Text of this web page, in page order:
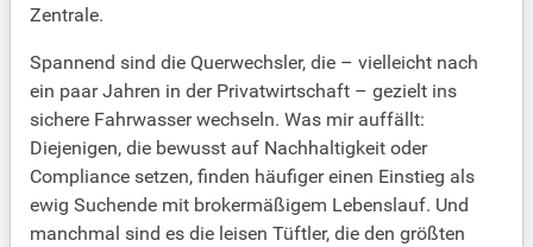
Zentrale.
Spannend sind die Querwechsler, die – vielleicht nach
ein paar Jahren in der Privatwirtschaft – gezielt ins
sichere Fahrwasser wechseln. Was mir auffällt:
Diejenigen, die bewusst auf Nachhaltigkeit oder
Compliance setzen, finden häufiger einen Einstieg als
ewig Suchende mit brokermäßigem Lebenslauf. Und
manchmal sind es die leisen Tüftler, die den größten